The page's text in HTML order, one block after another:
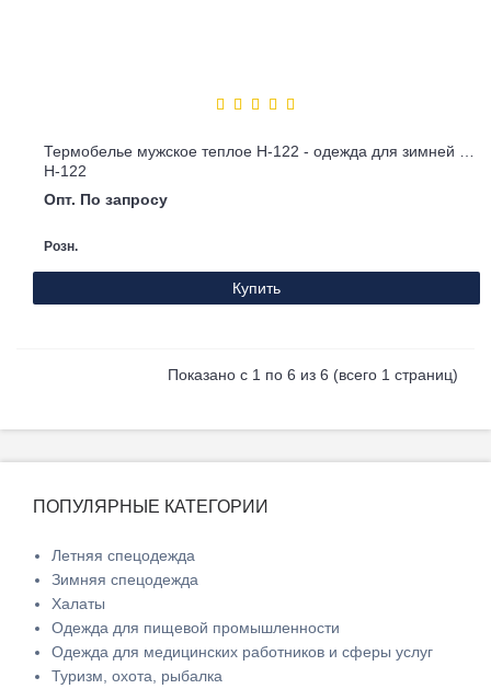
Н-122
Опт. По запросу
Розн.
Купить
Показано с 1 по 6 из 6 (всего 1 страниц)
ПОПУЛЯРНЫЕ КАТЕГОРИИ
Летняя спецодежда
Зимняя спецодежда
Халаты
Одежда для пищевой промышленности
Одежда для медицинских работников и сферы услуг
Туризм, охота, рыбалка